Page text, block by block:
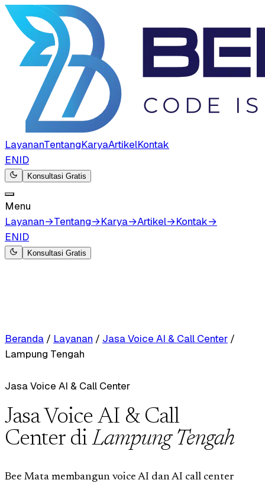
LayananTentangKaryaArtikelKontak
ENID
Konsultasi Gratis
Menu
Layanan→Tentang→Karya→Artikel→Kontak→
ENID
Konsultasi Gratis
Beranda / Layanan / Jasa Voice AI & Call Center /
Lampung Tengah
Jasa Voice AI & Call Center
Jasa Voice AI & Call
Center diLampung Tengah
Bee Mata membangun voice AI dan AI call center